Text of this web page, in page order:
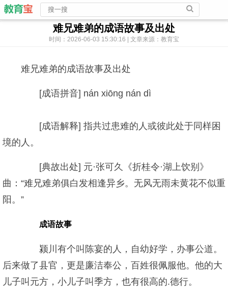
难兄难弟的成语故事及出处
时间：2026-06-03 15:30:16 | 文章来源：教育宝
难兄难弟的成语故事及出处
[成语拼音] nán xiōng nán dì
[成语解释] 指共过患难的人或彼此处于同样困
境的人。
[典故出处] 元·张可久《折桂令·湖上饮别》
曲：“难兄难弟俱白发相逢异乡。无风无雨未黄花不似重
阳。”
成语故事
颍川有个叫陈宴的人，自幼好学，办事公道。
后来做了县官，更是廉洁奉公，百姓很佩服他。他的大
儿子叫元方，小儿子叫季方，也有很高的.德行。